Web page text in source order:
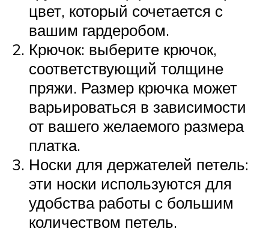
цвет, который сочетается с
вашим гардеробом.
Крючок: выберите крючок,
соответствующий толщине
пряжи. Размер крючка может
варьироваться в зависимости
от вашего желаемого размера
платка.
Носки для держателей петель:
эти носки используются для
удобства работы с большим
количеством петель.